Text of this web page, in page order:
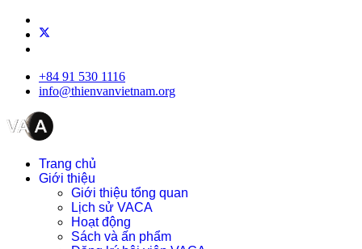
+84 91 530 1116
info@thienvanvietnam.org
Trang chủ
Giới thiệu
Giới thiệu tổng quan
Lịch sử VACA
Hoạt động
Sách và ấn phẩm